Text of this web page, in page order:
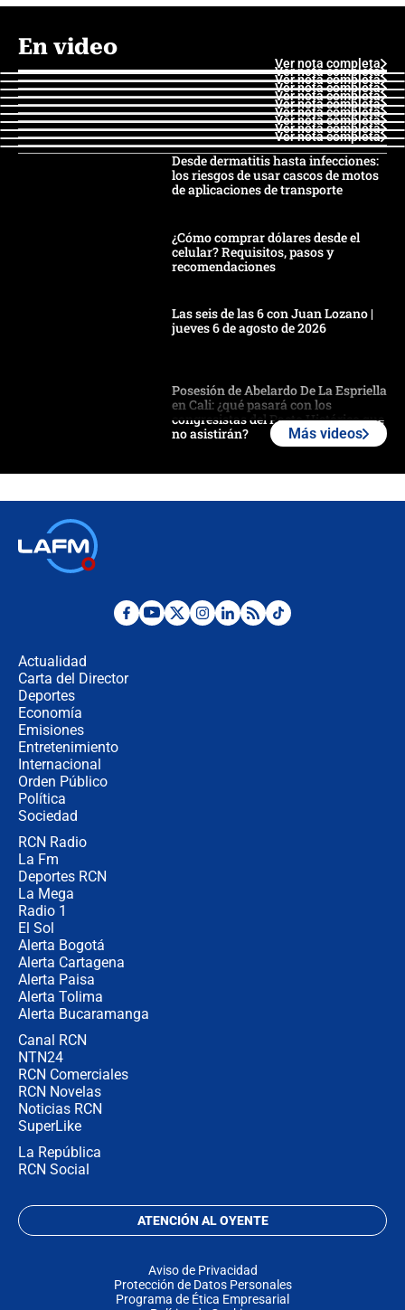
En video
Ver nota completa
Ver nota completa
Ver nota completa
Ver nota completa
Ver nota completa
Ver nota completa
Ver nota completa
Ver nota completa
Ver nota completa
Ver nota completa
Desde dermatitis hasta infecciones:
los riesgos de usar cascos de motos
de aplicaciones de transporte
¿Cómo comprar dólares desde el
celular? Requisitos, pasos y
recomendaciones
Las seis de las 6 con Juan Lozano |
jueves 6 de agosto de 2026
Posesión de Abelardo De La Espriella
en Cali: ¿qué pasará con los
congresistas del Pacto Histórico que
no asistirán?
¿Por qué De la Espriella gobernará
Más videos
Actualidad
Carta del Director
Deportes
Economía
Emisiones
Entretenimiento
Internacional
Orden Público
Política
Sociedad
RCN Radio
La Fm
Deportes RCN
La Mega
Radio 1
El Sol
Alerta Bogotá
Alerta Cartagena
Alerta Paisa
Alerta Tolima
Alerta Bucaramanga
Canal RCN
NTN24
RCN Comerciales
RCN Novelas
Noticias RCN
SuperLike
La República
RCN Social
ATENCIÓN AL OYENTE
Aviso de Privacidad
Protección de Datos Personales
Programa de Ética Empresarial